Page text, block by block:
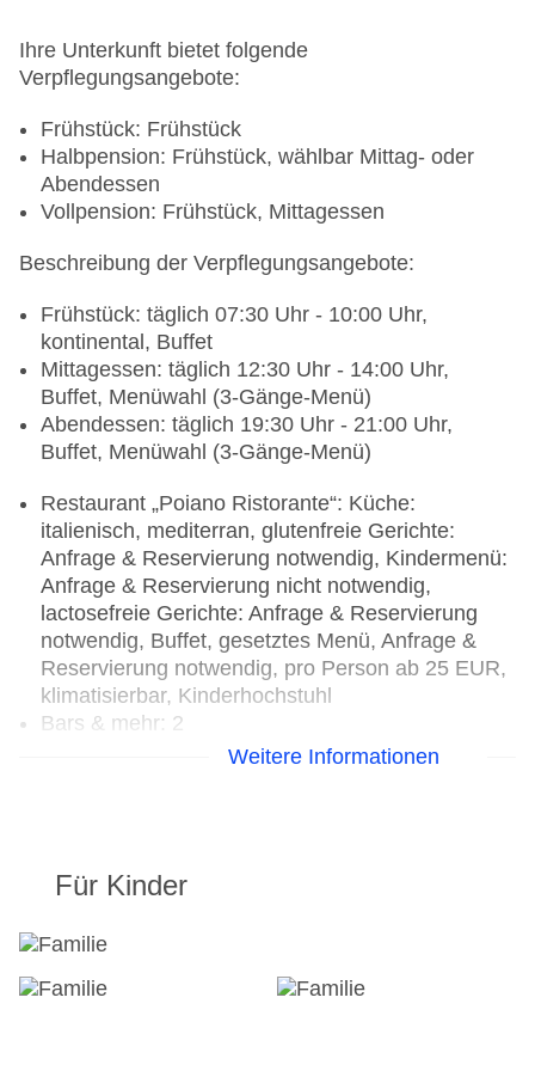
Ihre Unterkunft bietet folgende
Verpflegungsangebote:
Frühstück: Frühstück
Halbpension: Frühstück, wählbar Mittag- oder
Abendessen
Vollpension: Frühstück, Mittagessen
Beschreibung der Verpflegungsangebote:
Frühstück: täglich 07:30 Uhr - 10:00 Uhr,
kontinental, Buffet
Mittagessen: täglich 12:30 Uhr - 14:00 Uhr,
Buffet, Menüwahl (3-Gänge-Menü)
Abendessen: täglich 19:30 Uhr - 21:00 Uhr,
Buffet, Menüwahl (3-Gänge-Menü)
Restaurant „Poiano Ristorante“: Küche:
italienisch, mediterran, glutenfreie Gerichte:
Anfrage & Reservierung notwendig, Kindermenü:
Anfrage & Reservierung nicht notwendig,
lactosefreie Gerichte: Anfrage & Reservierung
notwendig, Buffet, gesetztes Menü, Anfrage &
Reservierung notwendig, pro Person ab 25 EUR,
klimatisierbar, Kinderhochstuhl
Bars & mehr: 2
Bar „Poiano Bar“: gegen Gebühr
Weitere Informationen
Für Kinder